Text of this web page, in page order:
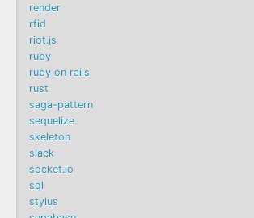
render
rfid
riot.js
ruby
ruby on rails
rust
saga-pattern
sequelize
skeleton
slack
socket.io
sql
stylus